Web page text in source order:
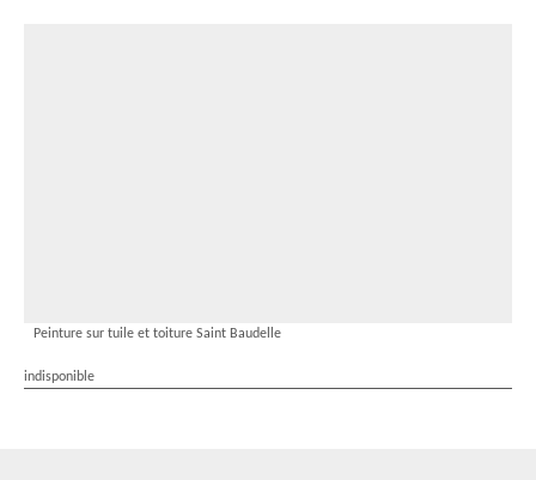
Peinture sur tuile et toiture Saint Baudelle
indisponible